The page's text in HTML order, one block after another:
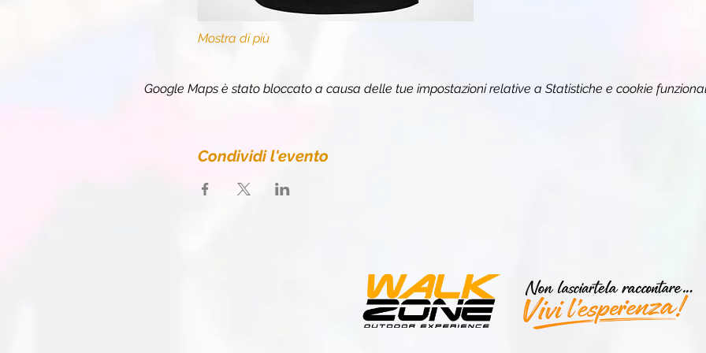
Mostra di più
Google Maps è stato bloccato a causa delle tue impostazioni relative a Statistiche e cookie
Condividi l'evento